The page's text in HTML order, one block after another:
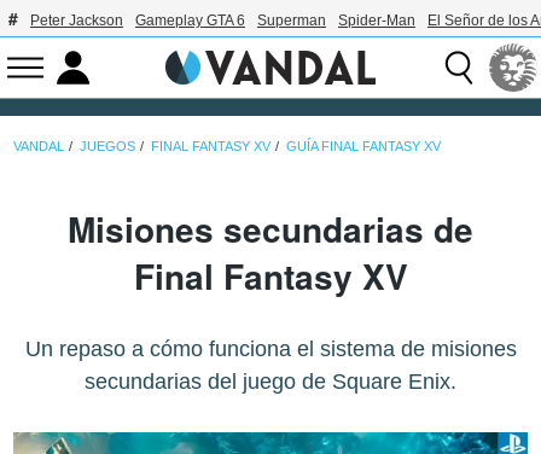
Peter Jackson Gameplay GTA 6 Superman Spider-Man El Señor de los
VANDAL JUEGOS FINAL FANTASY XV GUÍA FINAL FANTASY XV
Misiones secundarias de
Final Fantasy XV
Un repaso a cómo funciona el sistema de misiones
secundarias del juego de Square Enix.